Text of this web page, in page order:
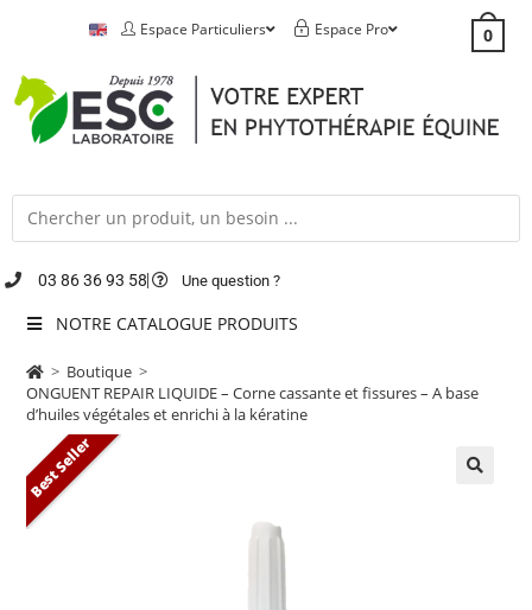
Espace Particuliers Espace Pro 0
03 86 36 93 58 Une question ?
NOTRE CATALOGUE PRODUITS
> Boutique >
ONGUENT REPAIR LIQUIDE – Corne cassante et fissures – A base
d’huiles végétales et enrichi à la kératine
Best Seller